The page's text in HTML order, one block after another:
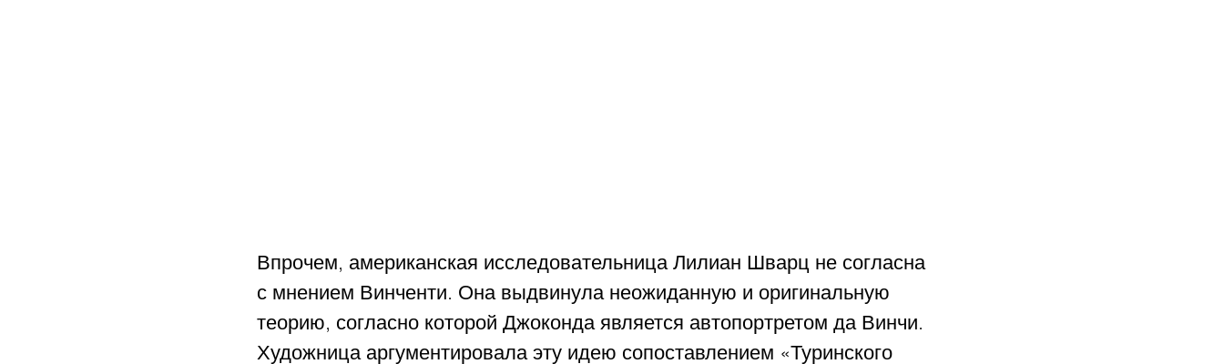
Впрочем, американская исследовательница Лилиан Шварц не согласна
с мнением Винченти. Она выдвинула неожиданную и оригинальную
теорию, согласно которой Джоконда является автопортретом да Винчи.
Художница аргументировала эту идею сопоставлением «Туринского